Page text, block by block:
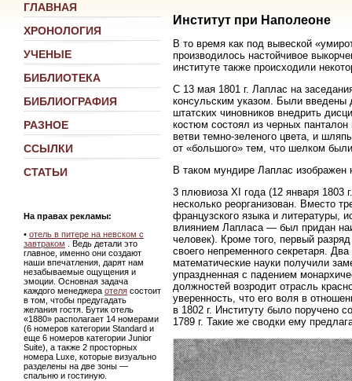
ГЛАВНАЯ
ХРОНОЛОГИЯ
УЧЕНЫЕ
БИБЛИОТЕКА
БИБЛИОГРАФИЯ
РАЗНОЕ
ССЫЛКИ
СТАТЬИ
На правах рекламы:
• отель в питере на невском с
завтраком . Ведь детали это
главное, именно они создают
наши впечатления, дарят нам
незабываемые ощущения и
эмоции. Основная задача
каждого менеджера отеля состоит
в том, чтобы предугадать
желания гостя. Бутик отель
«1880» располагает 14 номерами
(6 номеров категории Standard и
еще 6 номеров категории Junior
Suite), а также 2 просторных
номера Luxe, которые визуально
разделены на две зоны —
спальню и гостиную.
Институт при Наполеоне
В то время как под вывеской
производилось настойчивое
институте также происходили
С 13 мая 1801 г. Лаплас на
консульским указом. Были
штатских чиновников внедрить
костюм состоял из черных
ветви темно-зеленого цвета, и
от «большого» тем, что шелком
В таком мундире Лаплас изображен
3 плювиоза XI года (12 января 1803
несколько реорганизован. Вместо
французского языка и литературы,
влиянием Лапласа — был придан
человек). Кроме того, первый
своего непременного секретаря.
математические науки получили
упраздненная с падением
должностей возродит отрасль
уверенность, что его воля в
в 1802 г. Институту было поручено
1789 г. Такие же сводки ему